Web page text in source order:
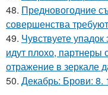
48. Предновогодние
совершенства
49. Чувствуете
идут плохо, партнеры
отражение в зеркале
50. Декабрь: Брови: 8.